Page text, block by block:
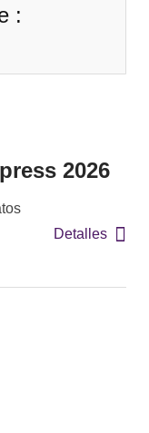
:
2026
Detalles